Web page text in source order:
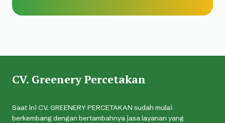
CV. Greenery Percetakan
Saat ini CV. GREENERY PERCETAKAN sudah mulai
berkembang dengan bertambahnya jasa layanan yang